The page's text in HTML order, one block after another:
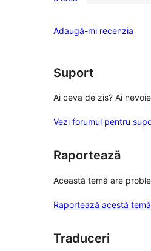
(stele)
2
recenzii
0
–
(stele)
Adaugă-mi recenzia
Suport
Ai ceva de zis? Ai
Vezi forumul pentru
Raportează
Această temă are
Raportează acestă temă
Traduceri